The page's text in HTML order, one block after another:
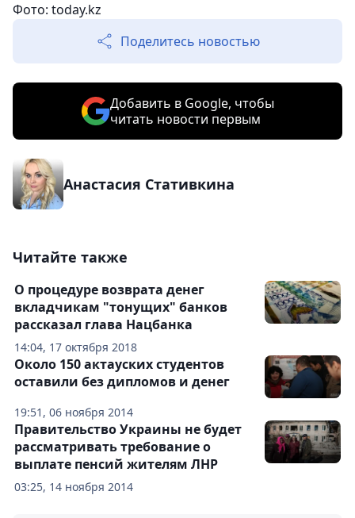
Фото: today.kz
Поделитесь новостью
Добавить в Google, чтобы
читать новости первым
Анастасия Стативкина
Читайте также
14:04, 17 октября 2018
О процедуре возврата денег
вкладчикам "тонущих" банков
рассказал глава Нацбанка
19:51, 06 ноября 2014
Около 150 актауских студентов
оставили без дипломов и денег
03:25, 14 ноября 2014
Правительство Украины не будет
рассматривать требование о
выплате пенсий жителям ЛНР